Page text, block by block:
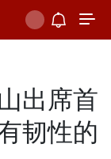
出席首
韧性的